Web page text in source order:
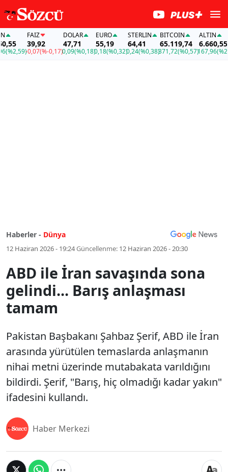
FAİZ
39,92
-0,07(%-0,17)
DOLAR
47,71
0,09(%0,18)
EURO
55,19
0,18(%0,32)
STERLIN
64,41
0,24(%0,38)
BITCOIN
65.119,74
371,72(%0,57)
ALTIN
6.660,55
167,96
Haberler - Dünya
12 Haziran 2026 - 19:24Güncellenme: 12 Haziran 2026 - 20:30
ABD ile İran savaşında sona
gelindi... Barış anlaşması
tamam
Pakistan Başbakanı Şahbaz Şerif, ABD ile İran
arasında yürütülen temaslarda anlaşmanın
nihai metni üzerinde mutabakata varıldığını
bildirdi. Şerif, "Barış, hiç olmadığı kadar yakın"
ifadesini kullandı.
Haber Merkezi